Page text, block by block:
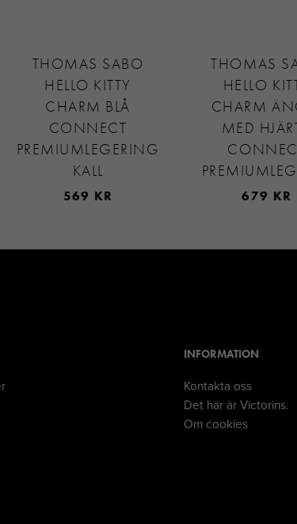
THOMAS SABO
HELLO KITTY
CHARM BLÅ
CONNECT
PREMIUMLEGERING
KALL
569 KR
THOMAS
HELLO
CHARM
MED
679 KR
INFORMATION
Kontakta oss
Det här är Victorins.
Om cookies